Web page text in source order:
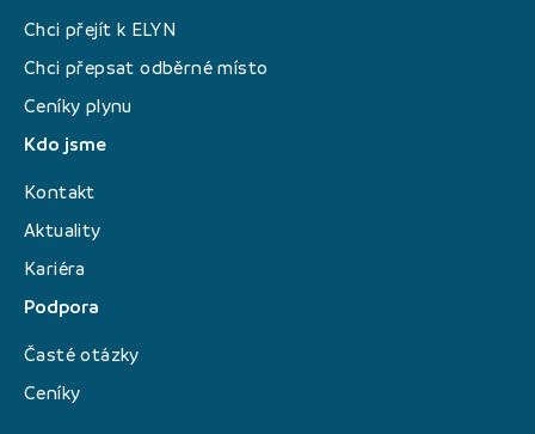
Chci přejít k ELYN
Chci přepsat odběrné místo
Ceníky plynu
Kdo jsme
Kontakt
Aktuality
Kariéra
Podpora
Časté otázky
Ceníky